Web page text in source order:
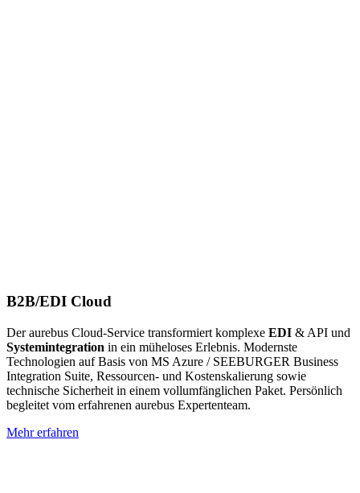
B2B/EDI Cloud
Der aurebus Cloud-Service transformiert komplexe EDI & API und
Systemintegration in ein müheloses Erlebnis. Modernste
Technologien auf Basis von MS Azure / SEEBURGER Business
Integration Suite, Ressourcen- und Kostenskalierung sowie
technische Sicherheit in einem vollumfänglichen Paket. Persönlich
begleitet vom erfahrenen aurebus Expertenteam.
Mehr erfahren